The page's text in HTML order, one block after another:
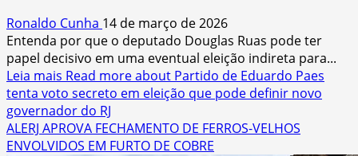
Ronaldo Cunha 14 de março de 2026
Entenda por que o deputado Douglas Ruas pode ter
papel decisivo em uma eventual eleição indireta para...
Leia mais Read more about Partido de Eduardo Paes
tenta voto secreto em eleição que pode definir novo
governador do RJ
ALERJ APROVA FECHAMENTO DE FERROS-VELHOS
ENVOLVIDOS EM FURTO DE COBRE